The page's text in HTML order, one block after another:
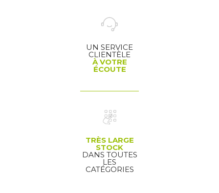
UN SERVICE
CLIENTÈLE
À VOTRE
ÉCOUTE
TRÈS LARGE
STOCK
DANS TOUTES
LES
CATÉGORIES